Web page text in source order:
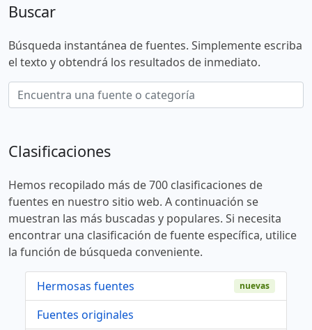
Buscar
Búsqueda instantánea de fuentes. Simplemente escriba
el texto y obtendrá los resultados de inmediato.
Clasificaciones
Hemos recopilado más de 700 clasificaciones de
fuentes en nuestro sitio web. A continuación se
muestran las más buscadas y populares. Si necesita
encontrar una clasificación de fuente específica, utilice
la función de búsqueda conveniente.
Hermosas fuentes nuevas
Fuentes originales